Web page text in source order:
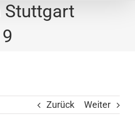
Stuttgart
Zurück Weiter